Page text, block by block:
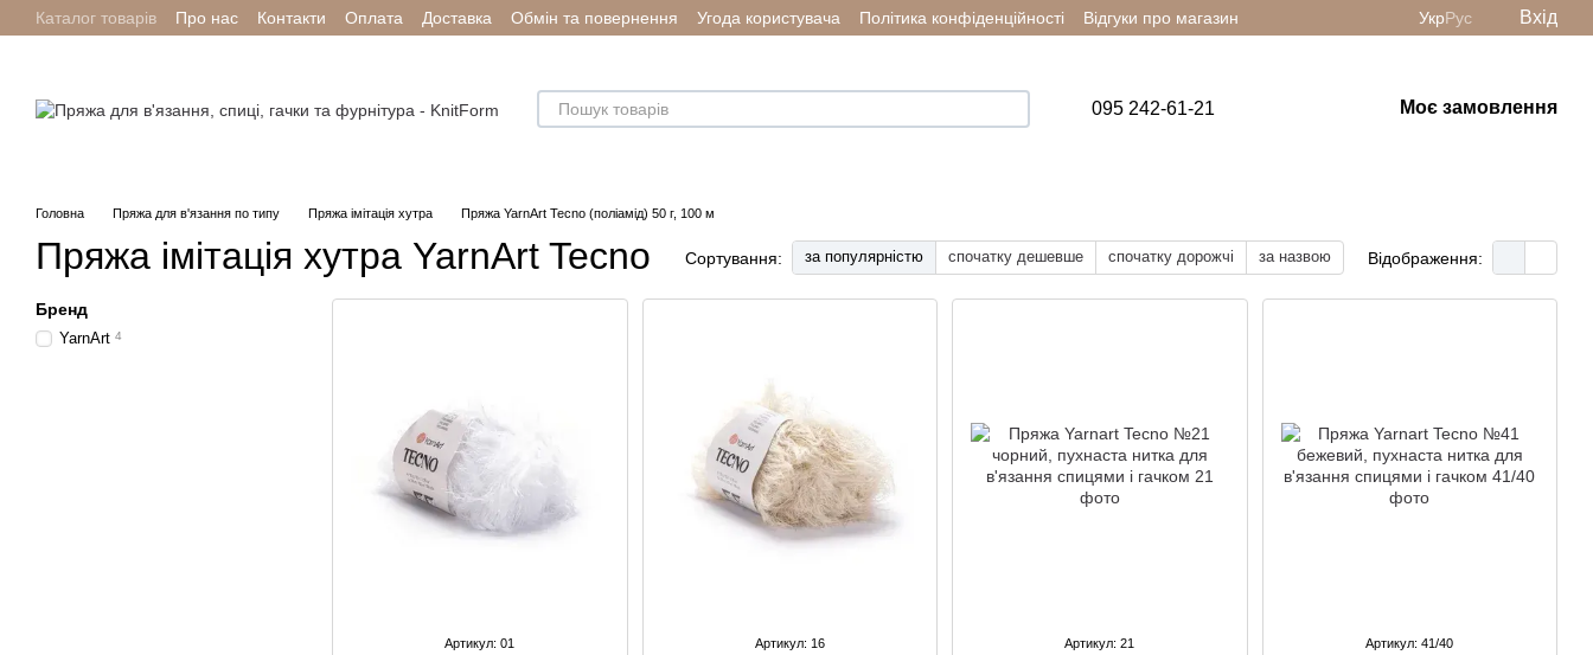
Перейти до основного контенту
Каталог товарів Про нас Контакти Оплата Доставка Обмін та повернення Угода користувача Політика конфіденційності Відгуки про магазин УкрРус Вхід
095 242-61-21 Моє замовлення
Головна Пряжа для в'язання по типу Пряжа імітація хутра Пряжа YarnArt Tecno (поліамід) 50 г, 100 м
Пряжа імітація хутра YarnArt Tecno Сортування: за популярністю спочатку дешевше спочатку дорожчі за назвою Відображення:
Артикул: 01 Артикул: 16 Артикул: 21 Артикул: 41/40
Бренд
YarnArt 4